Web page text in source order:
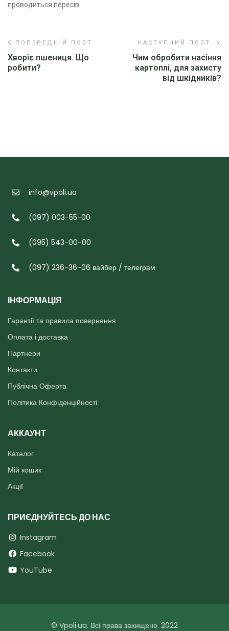
проводиться пересів.
ПОПЕРЕДНІЙ ПОСТ
Хворіє пшениця. Що
робити?
НАСТУПНИЙ ПОСТ
Чим обробити насіння
картоплі, для захисту
від шкідників?
info@vpoli.ua
(097) 003-55-00
(095) 543-00-00
(097) 236-36-06 вайбер / телеграм
ІНФОРМАЦІЯ
Гарантії та правила повернення
Оплата і доставка
Партнери
Контакти
Публічна Оферта
Політика Конфіденційності
АККАУНТ
Каталог
Мій кошик
Акції
ПРИЄДНУЙТЕСЬ ДО НАС
Instagram
Facebook
YouTube
© Vpoli.ua. Всі права захищено. 2022